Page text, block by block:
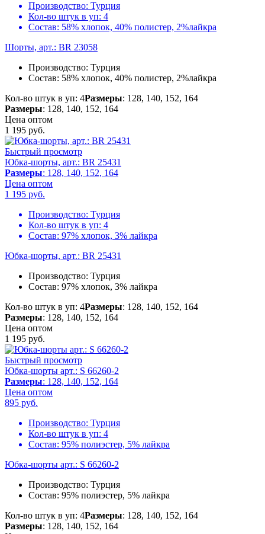
Производство: Турция
Кол-во штук в уп: 4
Состав: 58% хлопок, 40% полистер, 2%лайкра
Шорты, арт.: BR 23058
Производство: Турция
Состав: 58% хлопок, 40% полистер, 2%лайкра
Кол-во штук в уп: 4Размеры: 128, 140, 152, 164
Размеры: 128, 140, 152, 164
Цена оптом
1 195 руб.
Быстрый просмотр
Юбка-шорты, арт.: BR 25431
Размеры: 128, 140, 152, 164
Цена оптом
1 195 руб.
Производство: Турция
Кол-во штук в уп: 4
Состав: 97% хлопок, 3% лайкра
Юбка-шорты, арт.: BR 25431
Производство: Турция
Состав: 97% хлопок, 3% лайкра
Кол-во штук в уп: 4Размеры: 128, 140, 152, 164
Размеры: 128, 140, 152, 164
Цена оптом
1 195 руб.
Быстрый просмотр
Юбка-шорты арт.: S 66260-2
Размеры: 128, 140, 152, 164
Цена оптом
895 руб.
Производство: Турция
Кол-во штук в уп: 4
Состав: 95% полиэстер, 5% лайкра
Юбка-шорты арт.: S 66260-2
Производство: Турция
Состав: 95% полиэстер, 5% лайкра
Кол-во штук в уп: 4Размеры: 128, 140, 152, 164
Размеры: 128, 140, 152, 164